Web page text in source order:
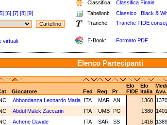
Classifica: Classifica Finale
[6] [7] [8] [9] Tabelloni: Classico Black &
Tranche: Tranche FIDE
virtuali E-Book: Formato PDF
Elenco Partecipanti
Elo Elo
Giocatore Fed Reg Pr FIDE Italia Avv.
Abbondanza Leonardo Maria ITA MAR AN 1368
Abdul Malek Zaccarin ITA UMB PG 1380
Achene Davide ITA SAR SS 1416